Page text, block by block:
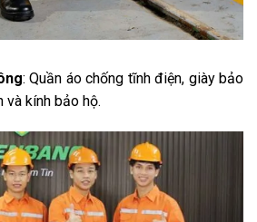
: Quần áo chống tĩnh điện, giày bảo
và kính bảo hộ.